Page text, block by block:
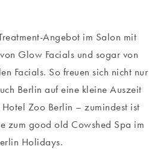
Angebot im Salon mit
Glow Facials und sogar von
Facials. So freuen sich nicht nur
Berlin auf eine kleine Auszeit
Zoo Berlin – zumindest ist
zum good old Cowshed Spa im
Holidays.